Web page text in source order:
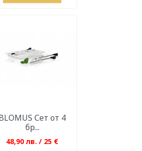
Сет от 4
бр...
48,90 лв. / 25 €